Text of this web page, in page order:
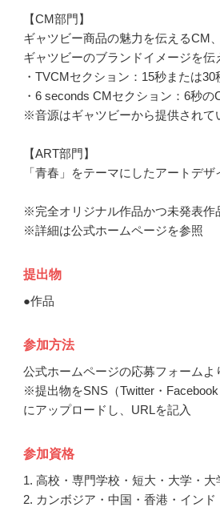
【CM部門】
ギャツビー商品の魅力を伝えるCM
ギャツビーのブランドイメージを伝
・TVCMセクション：15秒または
・6 seconds CMセクション：6秒の
※音源はギャツビーから提供されて
【ART部門】
「青春」をテーマにしたアートデザ
※完全オリジナル作品かつ未発表作
※詳細は公式ホームページを参照
提出物
●作品
参加方法
公式ホームページの応募フォームよ
※提出物をSNS（Twitter・Facebook
にアップロードし、URLを記入
参加資格
1. 高校・専門学校・短大・大学・
2. カンボジア・中国・香港・イン